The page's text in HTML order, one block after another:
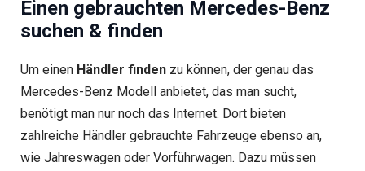
Einen gebrauchten Mercedes-Benz
suchen & finden
Um einen Händler findenzu können, der genau das
Mercedes-Benz Modell anbietet, das man sucht,
benötigt man nur noch das Internet. Dort bieten
zahlreiche Händler gebrauchte Fahrzeuge ebenso an,
wie Jahreswagen oder Vorführwagen. Dazu müssen